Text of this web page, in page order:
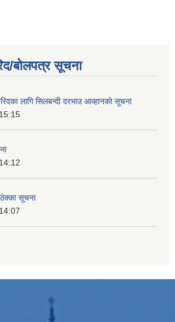
बोलपत्र सूचना
लागि सिलबन्दी दरभाउ आव्हानको सूचना
सूचना